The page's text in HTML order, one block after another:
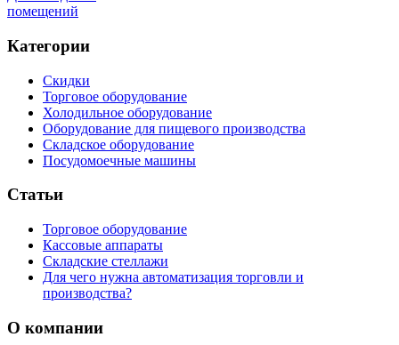
помещений
Категории
Скидки
Торговое оборудование
Холодильное оборудование
Оборудование для пищевого производства
Складское оборудование
Посудомоечные машины
Статьи
Торговое оборудование
Кассовые аппараты
Складские стеллажи
Для чего нужна автоматизация торговли и
производства?
О компании